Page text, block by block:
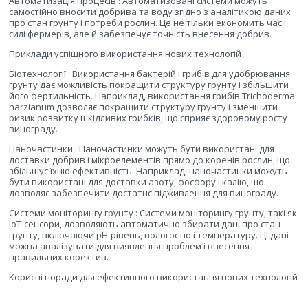
самостійно вносити добрива та воду згідно з аналітикою даних
про стан грунту і потреби рослин. Це не тільки економить час і
силі фермерів, але й забезпечує точність внесення добрив.
Приклади успішного використання нових технологій
Біотехнології : Використання бактерій і грибів для удобрювання
грунту дає можливість покращити структуру грунту і збільшити
його фертильність. Наприклад, використання грибів Trichoderma
harzianum дозволяє покращити структуру грунту і зменшити
ризик розвитку шкідливих грибків, що сприяє здоровому росту
винограду.
Наночастинки : Наночастинки можуть бути використані для
доставки добрив і мікроелементів прямо до коренів рослин, що
збільшує їхню ефективність. Наприклад, наночастинки можуть
бути використані для доставки азоту, фосфору і калію, що
дозволяє забезпечити достатнє підживлення для винограду.
Системи моніторингу грунту : Системи моніторингу грунту, такі як
IoT-сенсори, дозволяють автоматично збирати дані про стан
грунту, включаючи pH-рівень, вологостю і температуру. Ці дані
можна аналізувати для виявлення проблем і внесення
правильних коректив.
Корисні поради для ефективного використання нових технологій